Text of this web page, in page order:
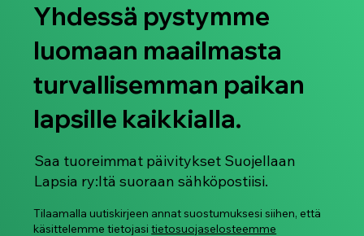
Yhdessä pystymme
luomaan maailmasta
turvallisemman paikan
lapsille kaikkialla.
Saa tuoreimmat päivitykset Suojellaan
Lapsia ry:ltä suoraan sähköpostiisi.
Tilaamalla uutiskirjeen annat suostumuksesi siihen, että
käsittelemme tietojasitietosuojaselosteemme